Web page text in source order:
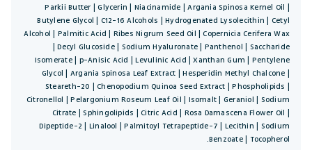
Parkii Butter | Glycerin | Niacinamide | Argania Spinosa Kernel Oil |
Butylene Glycol | C12-16 Alcohols | Hydrogenated Lysolecithin | Cetyl
Alcohol | Palmitic Acid | Ribes Nigrum Seed Oil | Copernicia Cerifera Wax
| Decyl Glucoside | Sodium Hyaluronate | Panthenol | Saccharide
Isomerate | p-Anisic Acid | Levulinic Acid | Xanthan Gum | Pentylene
Glycol | Argania Spinosa Leaf Extract | Hesperidin Methyl Chalcone |
Steareth-20 | Chenopodium Quinoa Seed Extract | Phospholipids |
Citronellol | Pelargonium Roseum Leaf Oil | Isomalt | Geraniol | Sodium
Citrate | Sphingolipids | Citric Acid | Rosa Damascena Flower Oil |
Dipeptide-2 | Linalool | Palmitoyl Tetrapeptide-7 | Lecithin | Sodium
Benzoate | Tocopherol.